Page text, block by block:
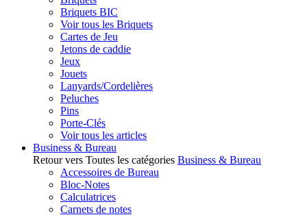
Briquets BIC
Voir tous les Briquets
Cartes de Jeu
Jetons de caddie
Jeux
Jouets
Lanyards/Cordelières
Peluches
Pins
Porte-Clés
Voir tous les articles
Business & Bureau
Retour vers Toutes les catégories Business & Bureau
Accessoires de Bureau
Bloc-Notes
Calculatrices
Carnets de notes